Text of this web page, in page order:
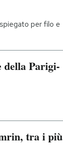
per filo e
della Parigi-
tra i più